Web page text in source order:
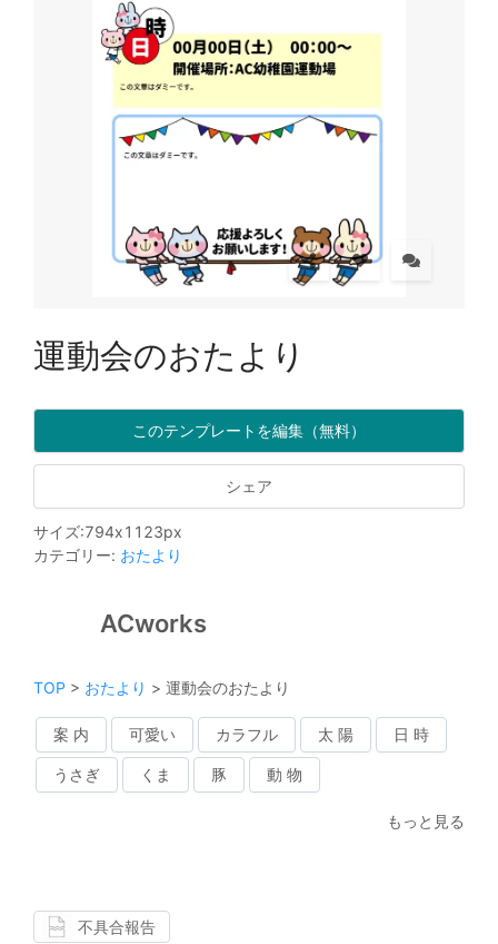
運動会のおたより
このテンプレートを編集（無料）
シェア
サイズ:794x1123px
カテゴリー: おたより
ACworks
TOP > おたより > 運動会のおたより
案 内 可愛い カラフル 太 陽 日 時
うさぎ くま 豚 動 物
もっと見る
不具合報告